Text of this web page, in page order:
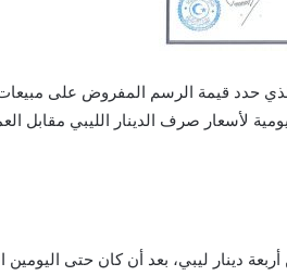
الرئاسي اليوم القرار رقم (1) لسنة 2018م، الذي حدد قيمة الرسم
اليومية لأسعار صرف الدينار الليبي مقابل
دينار ليبي، بعد أن كان حتى